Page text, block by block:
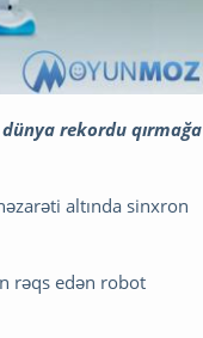
rekordu qırmağa
altında sinxron
rəqs edən robot